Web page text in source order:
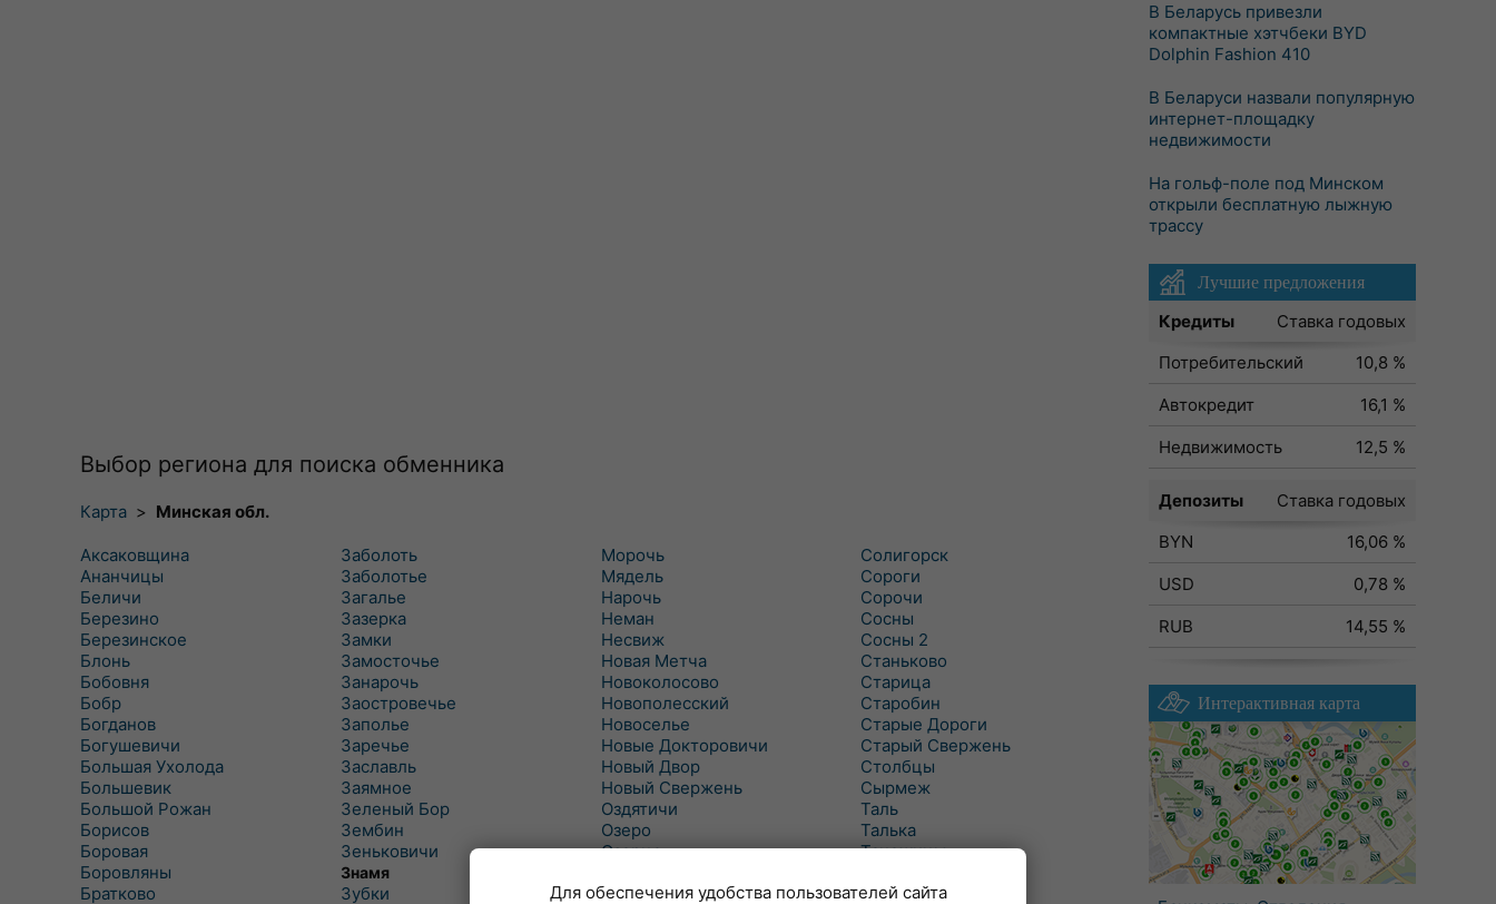
Выбор региона для поиска обменника
Карта > Минская обл.
Аксаковщина
Ананчицы
Беличи
Березино
Березинское
Блонь
Бобовня
Бобр
Богданов
Богушевичи
Большая Ухолода
Большевик
Большой Рожан
Борисов
Боровая
Боровляны
Братково
Заболоть
Заболотье
Загалье
Зазерка
Замки
Замосточье
Занарочь
Заостровечье
Заполье
Заречье
Заславль
Заямное
Зеленый Бор
Зембин
Зеньковичи
Знамя
Зубки
Морочь
Мядель
Нарочь
Неман
Несвиж
Новая Метча
Новоколосово
Новополесский
Новоселье
Новые Докторовичи
Новый Двор
Новый Свержень
Оздятичи
Озеро
Озерцо
Октябрь
Солигорск
Сороги
Сорочи
Сосны
Сосны 2
Станьково
Старица
Старобин
Старые Дороги
Старый Свержень
Столбцы
Сырмеж
Таль
Талька
Танежицы
Турец-Бояры
В Беларусь привезли
компактные хэтчбеки BYD
Dolphin Fashion 410
В Беларуси назвали популярную
интернет-площадку
недвижимости
На гольф-поле под Минском
открыли бесплатную лыжную
трассу
Лучшие предложения
Кредиты
Ставка годовых
Потребительский
10,8 %
Автокредит
16,1 %
Недвижимость
12,5 %
Депозиты
Ставка годовых
BYN
16,06 %
USD
0,78 %
RUB
14,55 %
Интерактивная карта
Для обеспечения удобства пользователей сайта